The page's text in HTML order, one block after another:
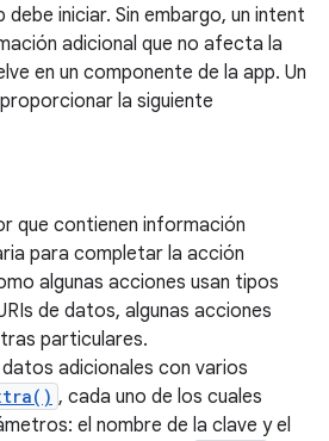
iniciar. Sin embargo, un intent
adicional que no afecta la
en un componente de la app. Un
la siguiente
que contienen información
para completar la acción
algunas acciones usan tipos
de datos, algunas acciones
particulares.
adicionales con varios
, cada uno de los cuales
el nombre de la clave y el